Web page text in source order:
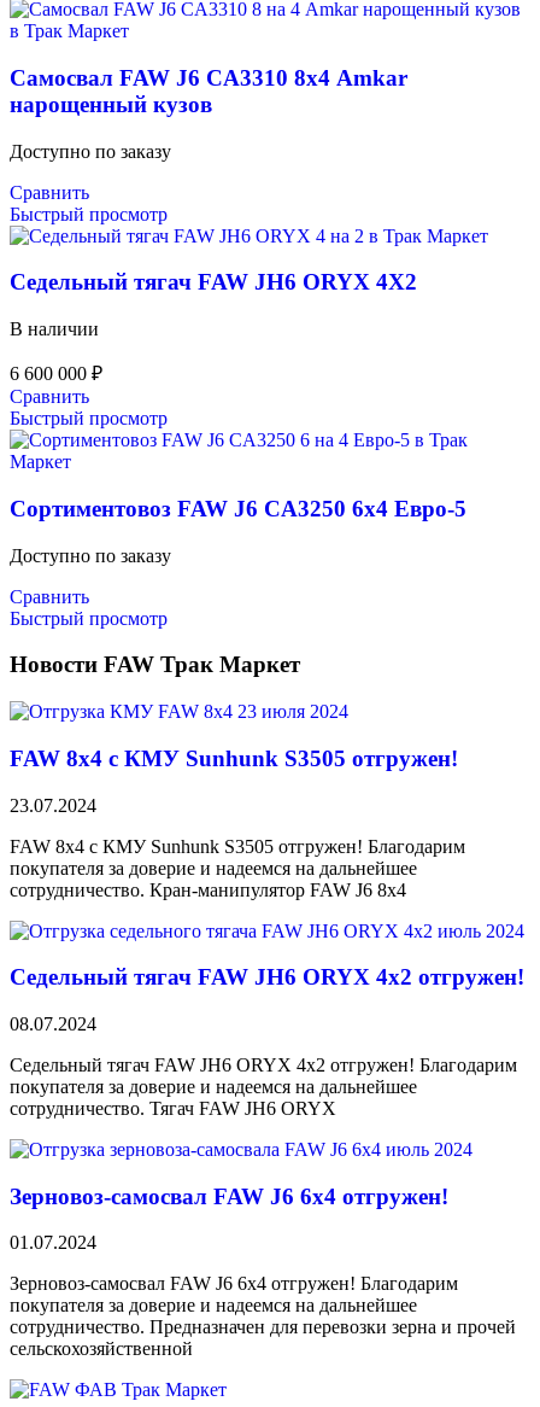
Самосвал FAW J6 CA3310 8х4 Amkar
нарощенный кузов
Доступно по заказу
Сравнить
Быстрый просмотр
Седельный тягач FAW JH6 ORYX 4X2
В наличии
6 600 000 ₽
Сравнить
Быстрый просмотр
Сортиментовоз FAW J6 CA3250 6х4 Евро-5
Доступно по заказу
Сравнить
Быстрый просмотр
Новости FAW Трак Маркет
FAW 8х4 с КМУ Sunhunk S3505 отгружен!
23.07.2024
FAW 8х4 с КМУ Sunhunk S3505 отгружен! Благодарим
покупателя за доверие и надеемся на дальнейшее
сотрудничество. Кран-манипулятор FAW J6 8х4
Седельный тягач FAW JH6 ORYX 4х2 отгружен!
08.07.2024
Седельный тягач FAW JH6 ORYX 4х2 отгружен! Благодарим
покупателя за доверие и надеемся на дальнейшее
сотрудничество. Тягач FAW JH6 ORYX
Зерновоз-самосвал FAW J6 6х4 отгружен!
01.07.2024
Зерновоз-самосвал FAW J6 6х4 отгружен! Благодарим
покупателя за доверие и надеемся на дальнейшее
сотрудничество. Предназначен для перевозки зерна и прочей
сельскохозяйственной